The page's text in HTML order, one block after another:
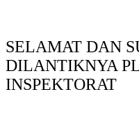
SELAMAT DAN
DILANTIKNYA
INSPEKTORAT